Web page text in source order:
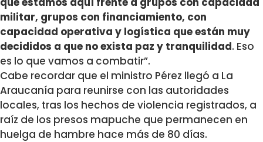
militar, grupos con financiamiento, con
capacidad operativa y logística que están muy
decididos a que no exista paz y tranquilidad. Eso
es lo que vamos a combatir”.
Cabe recordar que el ministro Pérez llegó a La
Araucanía para reunirse con las autoridades
locales, tras los hechos de violencia registrados, a
raíz de los presos mapuche que permanecen en
huelga de hambre hace más de 80 días.